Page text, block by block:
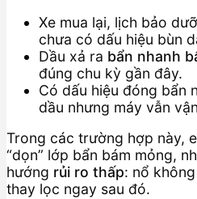
Xe mua lại, lịch bảo
chưa có dấu hiệu bùn
Dầu xả ra bẩn nhanh
đúng chu kỳ gần đây.
Có dấu hiệu đóng bẩn
dầu nhưng máy vẫn
Trong các trường hợp này,
“dọn” lớp bẩn bám mỏng,
hướng rủi ro thấp: nổ
thay lọc ngay sau đó.